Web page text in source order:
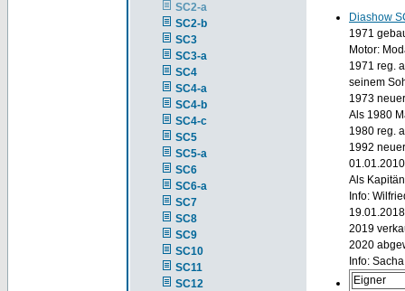
SC2-a
SC2-b
SC3
SC3-a
SC4
SC4-a
SC4-b
SC4-c
SC5
SC5-a
SC6
SC6-a
SC7
SC8
SC9
SC10
SC11
SC12
Diashow
1971
Motor:
1971 reg.
seinem
1973
Als 1980
1980 reg.
1992
Als
Info:
2019
2020
Info:
Eigner